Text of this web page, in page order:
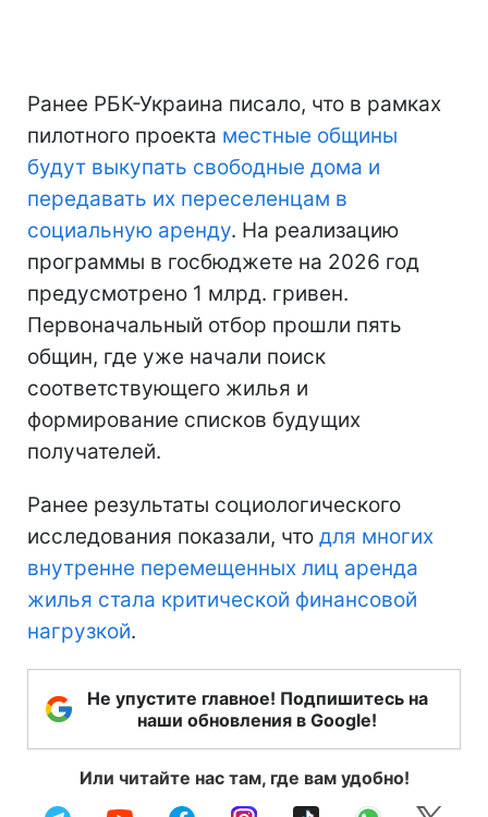
Ранее РБК-Украина писало, что в рамках
пилотного проекта местные общины
будут выкупать свободные дома и
передавать их переселенцам в
социальную аренду. На реализацию
программы в госбюджете на 2026 год
предусмотрено 1 млрд. гривен.
Первоначальный отбор прошли пять
общин, где уже начали поиск
соответствующего жилья и
формирование списков будущих
получателей.
Ранее результаты социологического
исследования показали, что для многих
внутренне перемещенных лиц аренда
жилья стала критической финансовой
нагрузкой.
Не упустите главное! Подпишитесь на
наши обновления в Google!
Или читайте нас там, где вам удобно!